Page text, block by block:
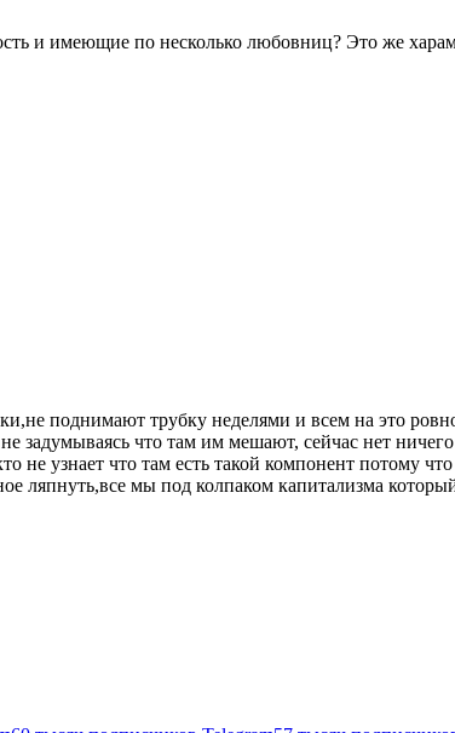
и имеющие по несколько любовниц? Это же
поднимают трубку неделями и всем на это
задумываясь что там им мешают, сейчас нет
узнает что там есть такой компонент потому
ляпнуть,все мы под колпаком капитализма